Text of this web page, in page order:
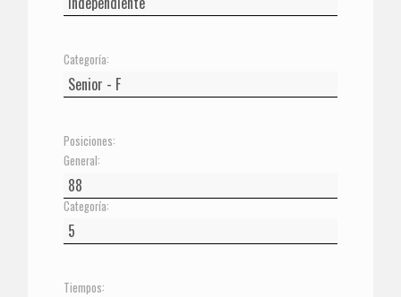
Categoría:
Posiciones:
General:
Categoría:
Tiempos: